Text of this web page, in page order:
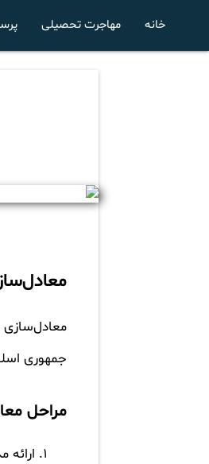
خانه مهاجرت تحصیلی
معادل‌سازی
جمهوری
مراحل